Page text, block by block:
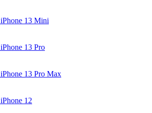
iPhone 13 Mini
iPhone 13 Pro
iPhone 13 Pro Max
iPhone 12